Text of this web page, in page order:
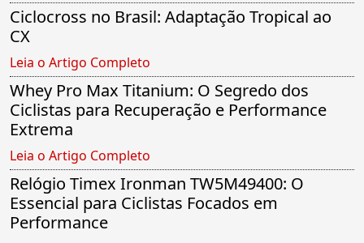
Ciclocross no Brasil: Adaptação Tropical ao
CX
Leia o Artigo Completo
Whey Pro Max Titanium: O Segredo dos
Ciclistas para Recuperação e Performance
Extrema
Leia o Artigo Completo
Relógio Timex Ironman TW5M49400: O
Essencial para Ciclistas Focados em
Performance